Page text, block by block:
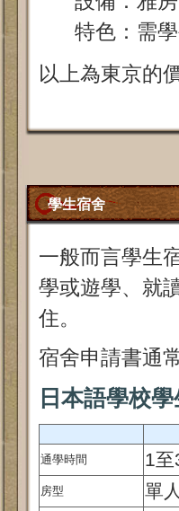
特色：需
以上為東京的
學生宿舍
一般而言學生
學或遊學、就
住。
宿舍申請書通
日本語學校
通學時間 1
房型 單